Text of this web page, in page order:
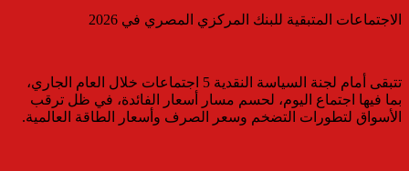
الاجتماعات المتبقية للبنك المركزي المصري في 2026
تتبقى أمام لجنة السياسة النقدية 5 اجتماعات خلال العام الجاري،
بما فيها اجتماع اليوم، لحسم مسار أسعار الفائدة، في ظل ترقب
الأسواق لتطورات التضخم وسعر الصرف وأسعار الطاقة العالمية.